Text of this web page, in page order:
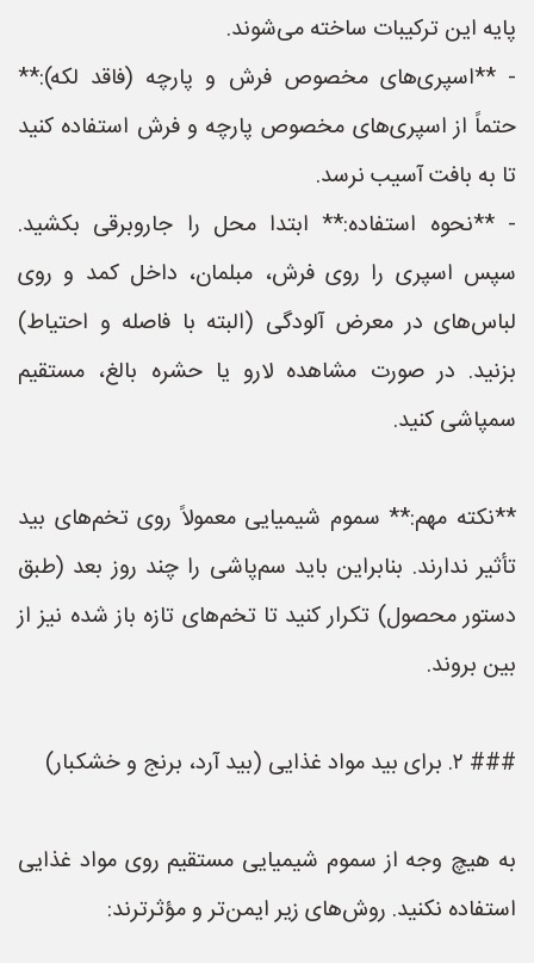
پایه این ترکیبات ساخته می‌شوند.
- **اسپری‌های مخصوص فرش و پارچه (فاقد لکه):**
حتماً از اسپری‌های مخصوص پارچه و فرش استفاده کنید
تا به بافت آسیب نرسد.
- **نحوه استفاده:** ابتدا محل را جاروبرقی بکشید.
سپس اسپری را روی فرش، مبلمان، داخل کمد و روی
لباس‌های در معرض آلودگی (البته با فاصله و احتیاط)
بزنید. در صورت مشاهده لارو یا حشره بالغ، مستقیم
سمپاشی کنید.
**نکته مهم:** سموم شیمیایی معمولاً روی تخم‌های بید
تأثیر ندارند. بنابراین باید سم‌پاشی را چند روز بعد (طبق
دستور محصول) تکرار کنید تا تخم‌های تازه باز شده نیز از
بین بروند.
### ۲. برای بید مواد غذایی (بید آرد، برنج و خشکبار)
به هیچ وجه از سموم شیمیایی مستقیم روی مواد غذایی
استفاده نکنید. روش‌های زیر ایمن‌تر و مؤثرترند: